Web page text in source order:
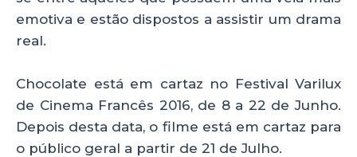
emotiva e estão dispostos a assistir um drama
real.
Chocolate está em cartaz no Festival Varilux
de Cinema Francês 2016, de 8 a 22 de Junho.
Depois desta data, o filme está em cartaz para
o público geral a partir de 21 de Julho.